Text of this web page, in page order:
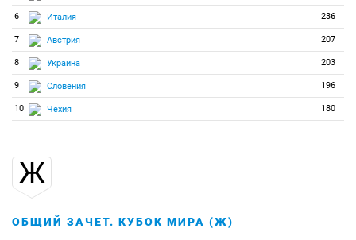
6 Италия 236
7 Австрия 207
8 Украина 203
9 Словения 196
10 Чехия 180
Ж
ОБЩИЙ ЗАЧЕТ. КУБОК МИРА (Ж)